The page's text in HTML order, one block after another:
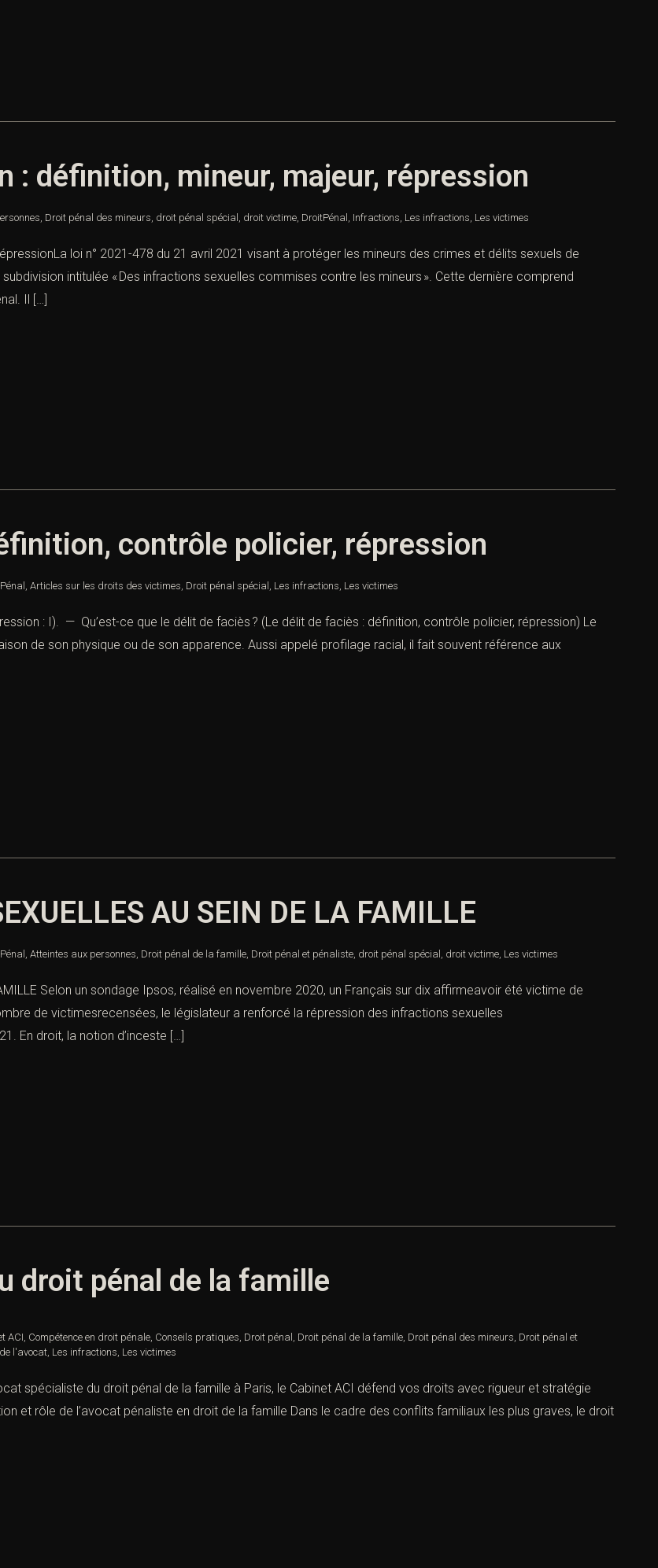
: définition, mineur, majeur, répression
, Droit pénal des mineurs, droit pénal spécial , droit victime, DroitPénal , Infractions, Les infractions, Les victimes
loi n° 2021-478 du 21 avril 2021 visant à protéger les mineurs des crimes et délits sexuels de
intitulée « Des infractions sexuelles commises contre les mineurs ». Cette dernière comprend
Il […]
contrôle policier, répression
, Articles sur les droits des victimes, Droit pénal spécial , Les infractions, Les victimes
: I). — Qu’est-ce que le délit de faciès ? (Le délit de faciès : définition, contrôle policier, répression) Le
de son physique ou de son apparence. Aussi appelé profilage racial, il fait souvent référence aux
AU SEIN DE LA FAMILLE
, Atteintes aux personnes, Droit pénal de la famille, Droit pénal et pénaliste, droit pénal spécial , droit victime, Les victimes
Selon un sondage Ipsos, réalisé en novembre 2020, un Français sur dix affirmeavoir été victime de
de victimesrecensées, le législateur a renforcé la répression des infractions sexuelles
En droit, la notion d’inceste […]
droit pénal de la famille
ACI, Compétence en droit pénale, Conseils pratiques, Droit pénal , Droit pénal de la famille, Droit pénal des mineurs, Droit pénal et
l'avocat, Les infractions, Les victimes
spécialiste du droit pénal de la famille à Paris, le Cabinet ACI défend vos droits avec rigueur et stratégie
et rôle de l’avocat pénaliste en droit de la famille Dans le cadre des conflits familiaux les plus graves, le droit